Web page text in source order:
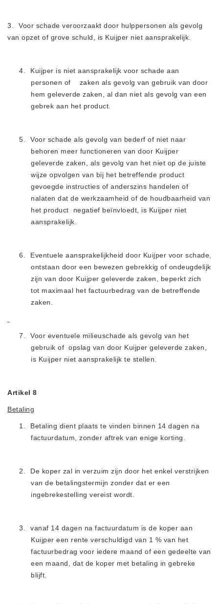
3.
Voor schade veroorzaakt door hulppersonen als gevolg
van opzet of grove schuld, is Kuijper niet aansprakelijk.
4.
Kuijper is niet aansprakelijk voor schade aan
personen of
zaken als gevolg van gebruik van door
hem geleverde zaken, al dan niet als gevolg van een
gebrek aan het product.
5.
Voor schade als gevolg van bederf of niet naar
behoren meer functioneren van door Kuijper
geleverde zaken, als gevolg van het niet op de juiste
wijze opvolgen van bij het betreffende product
gevoegde instructies of anderszins handelen of
nalaten dat de werkzaamheid of de houdbaarheid van
het product
negatief beïnvloedt, is Kuijper niet
aansprakelijk.
6.
Eventuele aansprakelijkheid door Kuijper voor schade,
ontstaan door een bewezen gebrekkig of ondeugdelijk
zijn van door Kuijper geleverde zaken, beperkt zich
tot maximaal het factuurbedrag van de betreffende
zaken.
7.
Voor eventuele milieuschade als gevolg van het
gebruik of opslag van door Kuijper geleverde zaken,
is Kuijper niet aansprakelijk te stellen.
Artikel 8
Betaling
1.
Betaling dient plaats te vinden binnen 14 dagen na
factuurdatum,
zonder aftrek van enige korting.
2.
De koper zal in verzuim zijn door het enkel verstrijken
van de betalingstermijn zonder dat er een
ingebrekestelling vereist wordt.
3.
vanaf 14 dagen na factuurdatum is de koper aan
Kuijper een rente verschuldigd van 1 % van het
factuurbedrag voor iedere maand of een gedeelte van
een maand, dat de koper met betaling in gebreke
blijft.